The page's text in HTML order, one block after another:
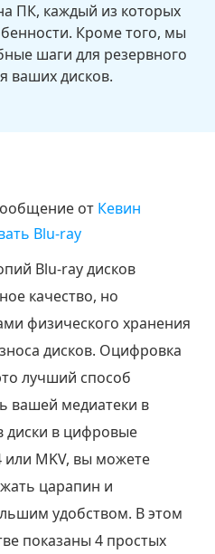
ПК, каждый из которых
Кроме того, мы
шаги для резервного
ваших дисков.
от Кевин
Blu-ray
Blu-ray дисков
качество, но
физического хранения
дисков. Оцифровка
лучший способ
вашей медиатеки в
диски в цифровые
или MKV, вы можете
царапин и
удобством. В этом
показаны 4 простых